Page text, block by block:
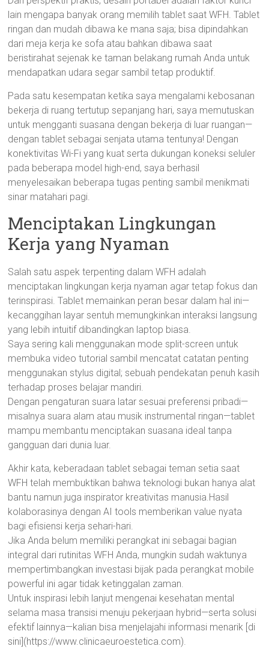
lain mengapa banyak orang memilih tablet saat WFH. Tablet
ringan dan mudah dibawa ke mana saja; bisa dipindahkan
dari meja kerja ke sofa atau bahkan dibawa saat
beristirahat sejenak ke taman belakang rumah Anda untuk
mendapatkan udara segar sambil tetap produktif.
Pada satu kesempatan ketika saya mengalami kebosanan
bekerja di ruang tertutup sepanjang hari, saya memutuskan
untuk mengganti suasana dengan bekerja di luar ruangan—
dengan tablet sebagai senjata utama tentunya! Dengan
konektivitas Wi-Fi yang kuat serta dukungan koneksi seluler
pada beberapa model high-end, saya berhasil
menyelesaikan beberapa tugas penting sambil menikmati
sinar matahari pagi.
Menciptakan Lingkungan
Kerja yang Nyaman
Salah satu aspek terpenting dalam WFH adalah
menciptakan lingkungan kerja nyaman agar tetap fokus dan
terinspirasi. Tablet memainkan peran besar dalam hal ini—
kecanggihan layar sentuh memungkinkan interaksi langsung
yang lebih intuitif dibandingkan laptop biasa.
Saya sering kali menggunakan mode split-screen untuk
membuka video tutorial sambil mencatat catatan penting
menggunakan stylus digital; sebuah pendekatan penuh kasih
terhadap proses belajar mandiri.
Dengan pengaturan suara latar sesuai preferensi pribadi—
misalnya suara alam atau musik instrumental ringan—tablet
mampu membantu menciptakan suasana ideal tanpa
gangguan dari dunia luar.
Akhir kata, keberadaan tablet sebagai teman setia saat
WFH telah membuktikan bahwa teknologi bukan hanya alat
bantu namun juga inspirator kreativitas manusia.Hasil
kolaborasinya dengan AI tools memberikan value nyata
bagi efisiensi kerja sehari-hari.
Jika Anda belum memiliki perangkat ini sebagai bagian
integral dari rutinitas WFH Anda, mungkin sudah waktunya
mempertimbangkan investasi bijak pada perangkat mobile
powerful ini agar tidak ketinggalan zaman.
Untuk inspirasi lebih lanjut mengenai kesehatan mental
selama masa transisi menuju pekerjaan hybrid—serta solusi
efektif lainnya—kalian bisa menjelajahi informasi menarik [di
sini](https://www.clinicaeuroestetica.com).